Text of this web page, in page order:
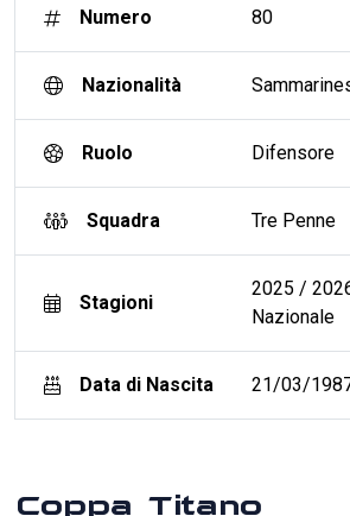
Numero 80
Nazionalità
Ruolo Difensore
Squadra Tre Penne
Stagioni
2025 /
Nazionale
Data di Nascita 21/03/
Coppa Titano